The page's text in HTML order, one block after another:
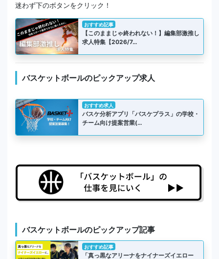
迷わず下のボタンをクリック！
おすすめ記事
【このままじゃ終われない！】編集部激推し
求人特集【2026/7…
バスケットボールのピックアップ求人
おすすめ求人
バスケ分析アプリ「バスケプラス」の学校・
チーム向け提案営業(…
バスケットボールのピックアップ記事
おすすめ記事
「真っ黒なアリーナをナイナーズイエロー